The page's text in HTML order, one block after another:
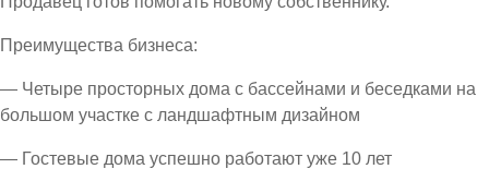
Преимущества бизнеса:
— Четыре просторных дома с бассейнами и беседками на
большом участке с ландшафтным дизайном
— Гостевые дома успешно работают уже 10 лет